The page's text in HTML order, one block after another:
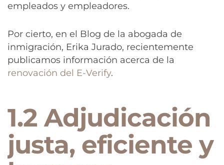
empleados y empleadores.
Por cierto, en el Blog de la abogada de
inmigración, Erika Jurado, recientemente
publicamos información acerca de la
renovación del E-Verify.
1.2 Adjudicación
justa, eficiente y